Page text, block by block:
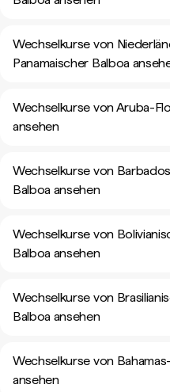
Wechselkurse von
Panamaischer Balboa
Wechselkurse von Aruba-
ansehen
Wechselkurse von
Balboa ansehen
Wechselkurse von
Balboa ansehen
Wechselkurse von
Balboa ansehen
Wechselkurse von
ansehen